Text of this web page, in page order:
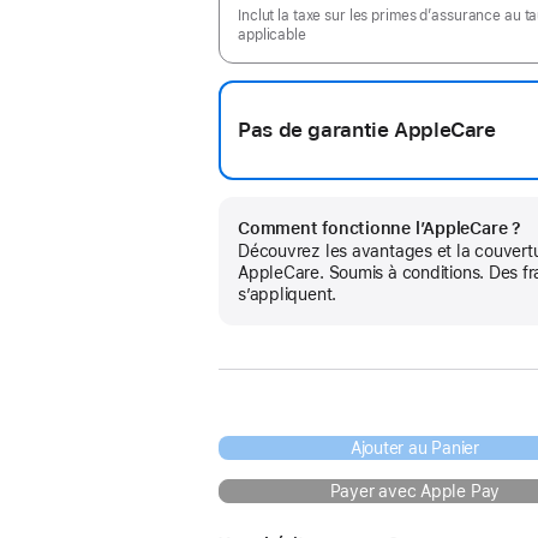
Inclut la taxe sur les primes d’assurance au
applicable
Pas de garantie AppleCare
Comment fonctionne l’AppleCare ?
Découvrez les avantages et la
AppleCare. Soumis à conditions. Des
s’appliquent.
Ajouter au Panier
Payer avec Apple Pay